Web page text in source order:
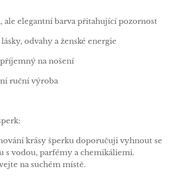
ale elegantní barva přitahující pozornost
odvahy a ženské energie
na nošení
ruční výroba
krásy šperku doporučuji vyhnout se
s vodou, parfémy a chemikáliemi.
na suchém místě.